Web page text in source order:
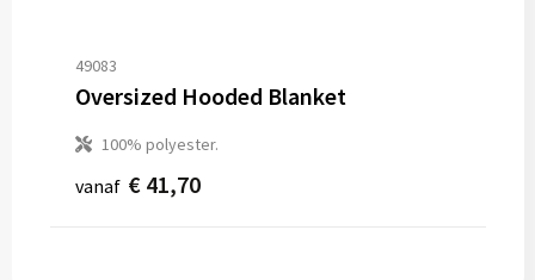
49083
Oversized Hooded Blanket
100% polyester.
vanaf € 41,70